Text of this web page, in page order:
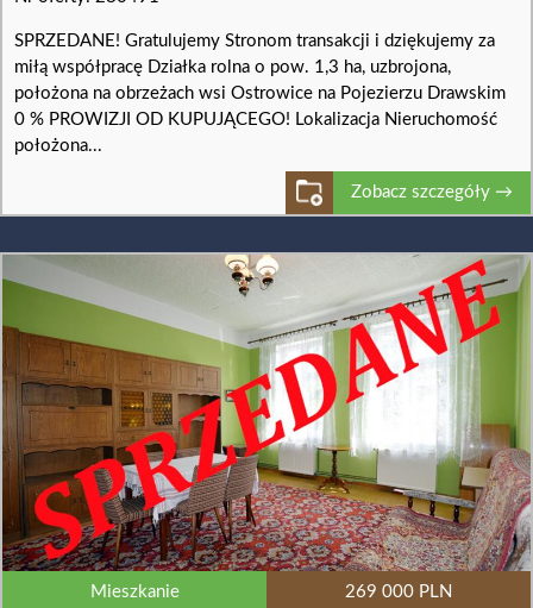
SPRZEDANE! Gratulujemy Stronom transakcji i dziękujemy za
miłą współpracę Działka rolna o pow. 1,3 ha, uzbrojona,
położona na obrzeżach wsi Ostrowice na Pojezierzu Drawskim
0 % PROWIZJI OD KUPUJĄCEGO! Lokalizacja Nieruchomość
położona...
Zobacz szczegóły →
Mieszkanie 269 000 PLN